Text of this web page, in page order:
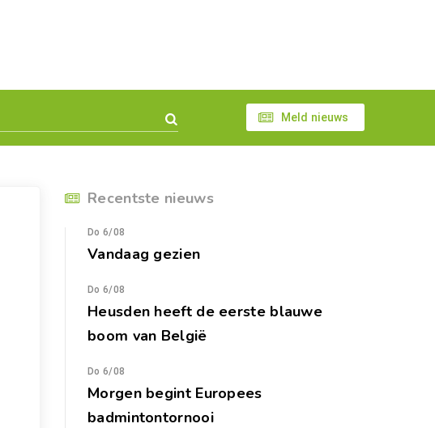
Meld nieuws
Recentste nieuws
Do 6/08
Vandaag gezien
Do 6/08
Heusden heeft de eerste blauwe
boom van België
Do 6/08
Morgen begint Europees
badmintontornooi